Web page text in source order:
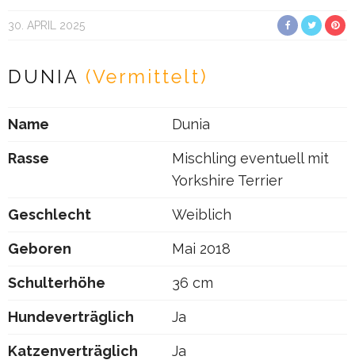
30. APRIL 2025
DUNIA (Vermittelt)
Name Dunia
Rasse
Mischling eventuell mit
Yorkshire Terrier
Geschlecht Weiblich
Geboren Mai 2018
Schulterhöhe 36 cm
Hundeverträglich Ja
Katzenverträglich Ja